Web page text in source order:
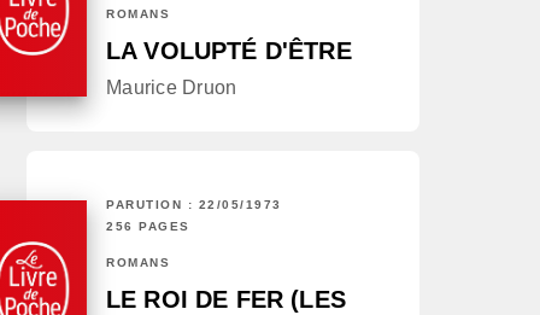
ROMANS
LA VOLUPTÉ D'ÊTRE
Maurice Druon
PARUTION : 22/05/1973
256 PAGES
ROMANS
LE ROI DE FER (LES